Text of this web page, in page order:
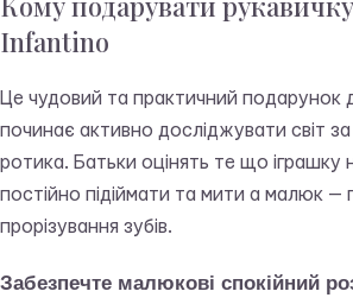
Infantino
Це чудовий та практичний подарунок
починає активно досліджувати світ
ротика. Батьки оцінять те що іграшку
постійно підіймати та мити а малюк —
прорізування зубів.
Забезпечте малюкові спокійний